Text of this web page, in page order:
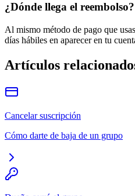
¿Dónde llega el reembolso?
Al mismo método de pago que
días hábiles en aparecer en tu
Artículos
Cancelar suscripción
Cómo darte de baja de un grupo